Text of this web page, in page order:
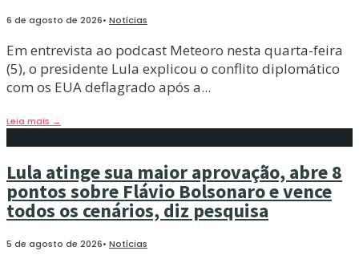
6 de agosto de 2026• Notícias
Em entrevista ao podcast Meteoro nesta quarta-feira
(5), o presidente Lula explicou o conflito diplomático
com os EUA deflagrado após a...
Leia mais →
Lula atinge sua maior aprovação, abre 8
pontos sobre Flávio Bolsonaro e vence
todos os cenários, diz pesquisa
5 de agosto de 2026• Notícias